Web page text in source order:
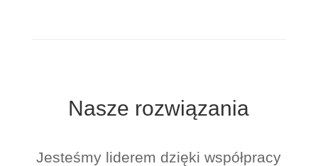
Nasze rozwiązania
Jesteśmy liderem dzięki współpracy